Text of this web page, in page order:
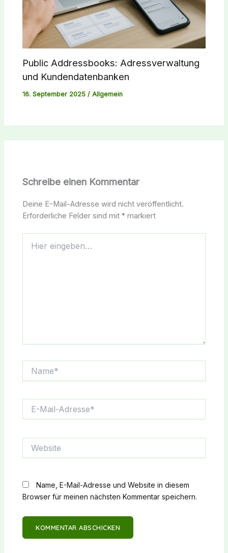
Public Addressbooks: Adressverwaltung
und Kundendatenbanken
16. September 2025/Allgemein
Schreibe einen Kommentar
Deine E-Mail-Adresse wird nicht veröffentlicht.
Erforderliche Felder sind mit* markiert
eingeben…
Mail-
Name, E-Mail-Adresse und Website in diesem
Browser für meinen nächsten Kommentar speichern.